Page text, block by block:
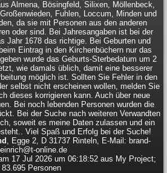
Almena, Bösingfeld, Silixen, Möllenbeck,
Fuhlen, Loccum, Minden und
da sie mit Personen aus den anderen
oder sind. Bei Jahresangaben ist bei der
Jahr 1678 das richtige. Bei Geburten und
Eintrag in den Kirchenbüchern nur das
wurde das Geburts-Sterbedatum um 2
wie damals üblich, damit eine besserer
möglich ist. Sollten Sie Fehler in den
selbst nicht erscheinen wollen, melden Sie
dieses korrigieren kann. Auch über neue
Bei noch lebenden Personen wurden die
Bei der Suche nach weiteren Verwandten
soweit es meine Daten zulassen und ein
Viel Spaß und Erfolg bei der Suche!
, Egge 2, D 31737 Rinteln, E-Mail: brand-
online.de
17 Jul 2026 um 06:18:52 aus My Project;
83.695 Personen